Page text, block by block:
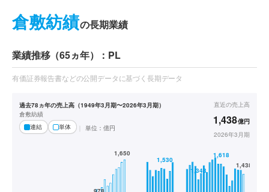
倉敷紡績の長期業績
業績推移（65ヵ年）：PL
有価証券報告書などの公開データに基づく長期データ
過去78ヵ年の売上高（1949年3月期〜2026年3月期）
倉敷紡績
連結
単体 単位： 億円
直近の売上高
1,438億円
2026年3月期